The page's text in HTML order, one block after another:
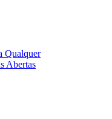
Qualquer
Abertas